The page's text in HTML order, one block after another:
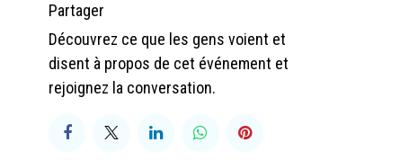
Partager
Découvrez ce que les gens voient et
disent à propos de cet événement et
rejoignez la conversation.